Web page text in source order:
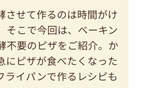
させて作るのは時間がけ
そこで今回は、ベーキン
不要のピザをご紹介。か
にピザが食べたくなった
ライパンで作るレシピも